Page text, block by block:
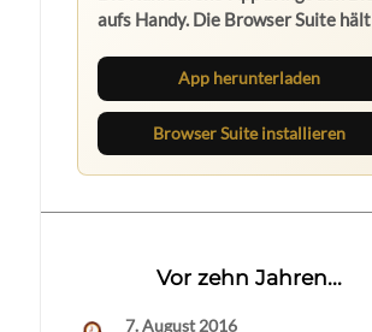
aufs Handy. Die Browser Suite hält
App herunterladen
Browser Suite installieren
Vor zehn Jahren...
7. August 2016